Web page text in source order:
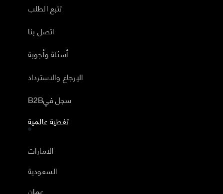
تتبع الطلب
اتصل بنا
أسئلة وأجوبة
الإرجاع والاسترداد
B2Bسجل في
تغطية عالمية
الامارات
السعودية
عمان